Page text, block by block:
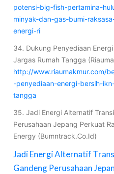
potensi-big-fish-pertamina-
minyak-dan-gas-bumi-
energi-ri
34. Dukung Penyediaan
Jargas Rumah Tangga
http://www.riaumakmur.com/
-penyediaan-energi-bersih-
tangga
35. Jadi Energi Alternatif
Perusahaan Jepang Perkuat
Energy (Bumntrack.Co.Id)
Jadi Energi Alternatif
Gandeng Perusahaan